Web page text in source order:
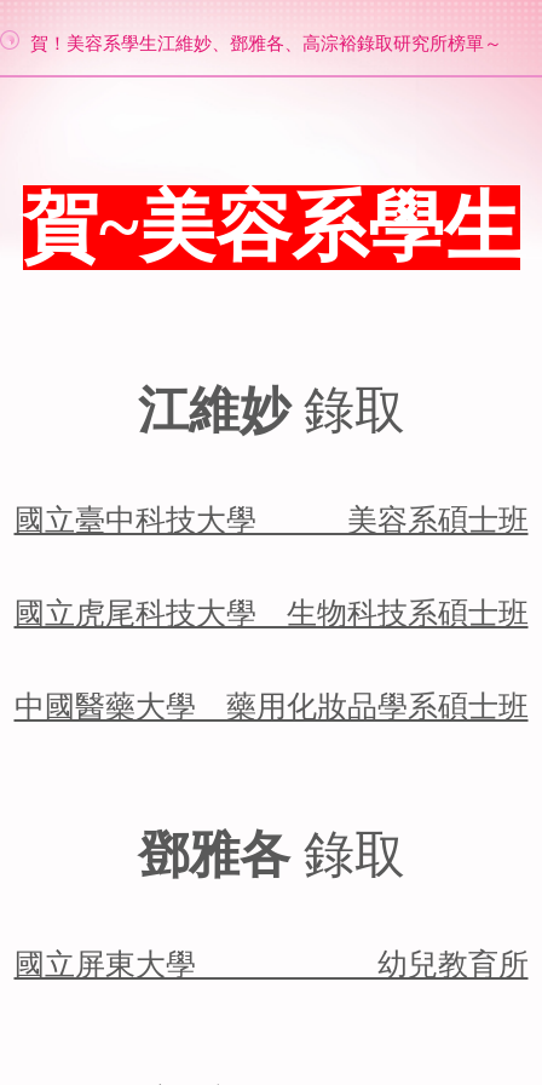
賀！美容系學生江維妙、鄧雅各、高淙裕錄取研究所榜單～
賀~美容系學生
江維妙錄取
國立臺中科技大學 美容系碩士班
國立虎尾科技大學 生物科技系碩士班
中國醫藥大學 藥用化妝品學系碩士班
鄧雅各錄取
國立屏東大學 幼兒教育所